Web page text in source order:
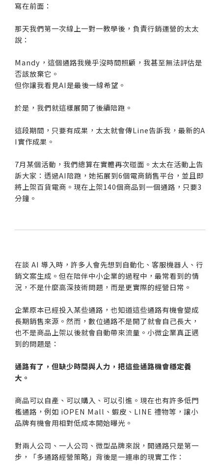
寫在前面：
那天我們第一次線上一對一教學後，負責行銷運營的太太
說：
Mandy，這個通路我幾乎沒時間照顧，我甚至無法評估是
否該放棄它。
但你讓我看見AI是最後一線希望。
於是，我們就這樣展開了後續陪跑。
這段期間，只要有成果，太太就會傳Line告訴我，最新的A
I實作成果。
7月某個活動，我們總算在實體再次碰面。太太在活動上告
訴大家：透過AI陪跑，她拓展到6個電商銷售平台，並且即
將上架百貨電商。現在上架140個商品到一個通路，只要3
分鐘。
在談 AI 導入時，許多人會先想到自動化、客服機器人、行
銷文案生成。但在陪伴中小企業的過程中，最常看到的情
況，不是什麼高深技術問題，而是更實際的經營日常。
企業原本已經投入某些通路，也知道這些通路有機會變成
長期銷售來源。然而，數位通路不是開了就會自己長大，
也不是商品上架以後就會自動帶來流量。小微企業真正遇
到的問題是：
通路有了，但缺少時間與人力，把這些通路機會穩定養
大。
商品可以自產、可以購入、可以引進。現在也有許多低門
檻通路，例如 iOPEN Mall、蝦皮、LINE 禮物等，讓小
品牌有機會用相對低成本開始曝光。
對兩人公司、一人公司、微型品牌來說，開通路只是第一
步，「多通路經營策略」背後是一連串的現實工作：